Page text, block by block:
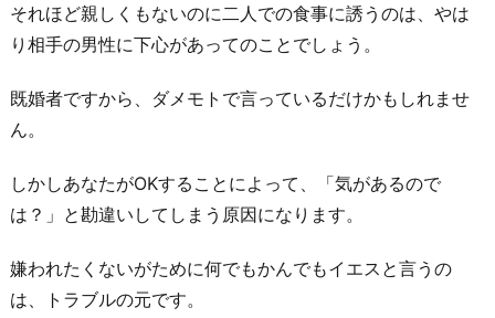
あ
な
が
の
好
き
それほど親しくもないのに二人での食事に誘うのは、やは
り相手の男性に下心があってのことでしょう。
既婚者ですから、ダメモトで言っているだけかもしれませ
ん。
しかしあなたがOKすることによって、「気があるので
は？」と勘違いしてしまう原因になります。
嫌われたくないがために何でもかんでもイエスと言うの
は、トラブルの元です。